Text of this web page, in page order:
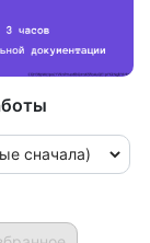
сначала)